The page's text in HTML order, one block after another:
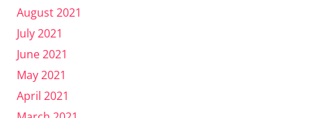
August 2021
July 2021
June 2021
May 2021
April 2021